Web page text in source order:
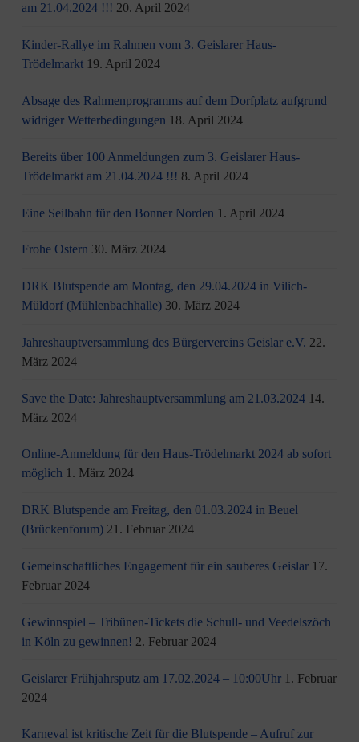
am 21.04.2024 !!! 20. April 2024
Kinder-Rallye im Rahmen vom 3. Geislarer Haus-
Trödelmarkt 19. April 2024
Absage des Rahmenprogramms auf dem Dorfplatz aufgrund
widriger Wetterbedingungen 18. April 2024
Bereits über 100 Anmeldungen zum 3. Geislarer Haus-
Trödelmarkt am 21.04.2024 !!! 8. April 2024
Eine Seilbahn für den Bonner Norden 1. April 2024
Frohe Ostern 30. März 2024
DRK Blutspende am Montag, den 29.04.2024 in Vilich-
Müldorf (Mühlenbachhalle) 30. März 2024
Jahreshauptversammlung des Bürgervereins Geislar e.V. 22.
März 2024
Save the Date: Jahreshauptversammlung am 21.03.2024 14.
März 2024
Online-Anmeldung für den Haus-Trödelmarkt 2024 ab sofort
möglich 1. März 2024
DRK Blutspende am Freitag, den 01.03.2024 in Beuel
(Brückenforum) 21. Februar 2024
Gemeinschaftliches Engagement für ein sauberes Geislar 17.
Februar 2024
Gewinnspiel – Tribünen-Tickets die Schull- und Veedelszöch
in Köln zu gewinnen! 2. Februar 2024
Geislarer Frühjahrsputz am 17.02.2024 – 10:00Uhr 1. Februar
2024
Karneval ist kritische Zeit für die Blutspende – Aufruf zur